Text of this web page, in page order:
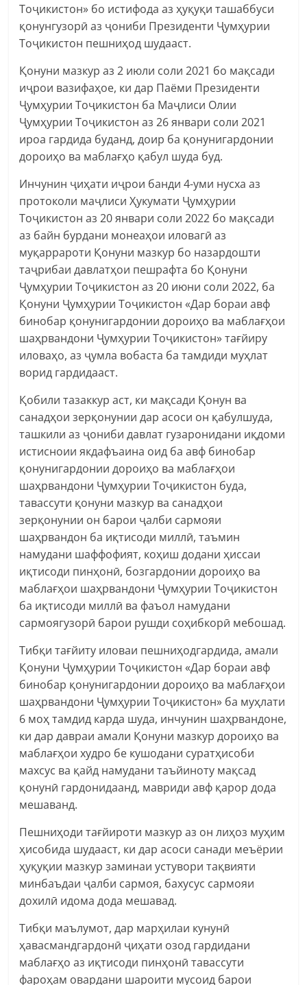
Тоҷикистон» бо истифода аз ҳуқуқи ташаббуси
қонунгузорӣ аз ҷониби Президенти Ҷумҳурии
Тоҷикистон пешниҳод шудааст.
Қонуни мазкур аз 2 июли соли 2021 бо мақсади
иҷрои вазифаҳое, ки дар Паёми Президенти
Ҷумҳурии Тоҷикистон ба Маҷлиси Олии
Ҷумҳурии Тоҷикистон аз 26 январи соли 2021
ироа гардида буданд, доир ба қонунигардонии
дороиҳо ва маблағҳо қабул шуда буд.
Инчунин ҷиҳати иҷрои банди 4-уми нусха аз
протоколи маҷлиси Ҳукумати Ҷумҳурии
Тоҷикистон аз 20 январи соли 2022 бо мақсади
аз байн бурдани монеаҳои иловагӣ аз
муқаррароти Қонуни мазкур бо назардошти
таҷрибаи давлатҳои пешрафта бо Қонуни
Ҷумҳурии Тоҷикистон аз 20 июни соли 2022, ба
Қонуни Ҷумҳурии Тоҷикистон «Дар бораи авф
бинобар қонунигардонии дороиҳо ва маблағҳои
шаҳрвандони Ҷумҳурии Тоҷикистон» тағйиру
иловаҳо, аз ҷумла вобаста ба тамдиди муҳлат
ворид гардидааст.
Қобили тазаккур аст, ки мақсади Қонун ва
санадҳои зерқонунии дар асоси он қабулшуда,
ташкили аз ҷониби давлат гузаронидани иқдоми
истисноии якдафъаина оид ба авф бинобар
қонунигардонии дороиҳо ва маблағҳои
шаҳрвандони Ҷумҳурии Тоҷикистон буда,
тавассути қонуни мазкур ва санадҳои
зерқонунии он барои ҷалби сармояи
шаҳрвандон ба иқтисоди миллӣ, таъмин
намудани шаффофият, коҳиш додани ҳиссаи
иқтисоди пинҳонӣ, бозгардонии дороиҳо ва
маблағҳои шаҳрвандони Ҷумҳурии Тоҷикистон
ба иқтисоди миллӣ ва фаъол намудани
сармоягузорӣ барои рушди соҳибкорӣ мебошад.
Тибқи тағйиту иловаи пешниҳодгардида, амали
Қонуни Ҷумҳурии Тоҷикистон «Дар бораи авф
бинобар қонунигардонии дороиҳо ва маблағҳои
шаҳрвандони Ҷумҳурии Тоҷикистон» ба муҳлати
6 моҳ тамдид карда шуда, инчунин шаҳрвандоне,
ки дар давраи амали Қонуни мазкур дороиҳо ва
маблағҳои худро бе кушодани суратҳисоби
махсус ва қайд намудани таъйиноту мақсад
қонунӣ гардонидаанд, мавриди авф қарор дода
мешаванд.
Пешниҳоди тағйироти мазкур аз он лиҳоз муҳим
ҳисобида шудааст, ки дар асоси санади меъёрии
ҳуқуқии мазкур заминаи устувори тақвияти
минбаъдаи ҷалби сармоя, бахусус сармояи
дохилӣ идома дода мешавад.
Тибқи маълумот, дар марҳилаи кунунӣ
ҳавасмандгардонӣ ҷиҳати озод гардидани
маблағҳо аз иқтисоди пинҳонӣ тавассути
фароҳам овардани шароити мусоид барои